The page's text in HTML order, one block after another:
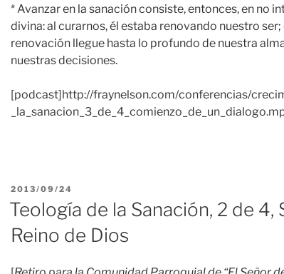
* Avanzar en la sanación consiste, entonces, en no
divina: al curarnos, él estaba renovando nuestro ser;
renovación llegue hasta lo profundo de nuestra
nuestras decisiones.
[podcast]http://fraynelson.com/conferencias/
PUBLICADO
EL
2013/09/24
Teología de la Sanación, 2 de 4,
Reino de Dios